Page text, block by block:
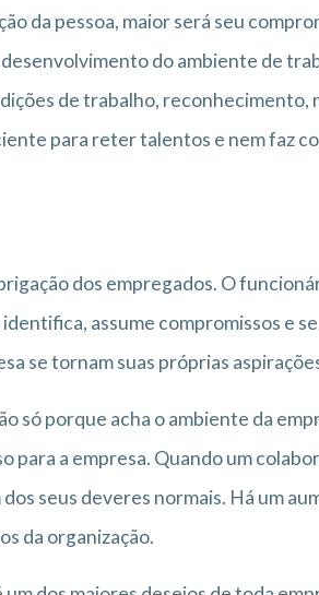
da pessoa, maior será seu
do ambiente de
de trabalho,
para reter talentos e nem faz
dos empregados. O
assume compromissos e
se tornam suas próprias
só porque acha o ambiente da
para a empresa. Quando um
seus deveres normais. Há um
da organização.